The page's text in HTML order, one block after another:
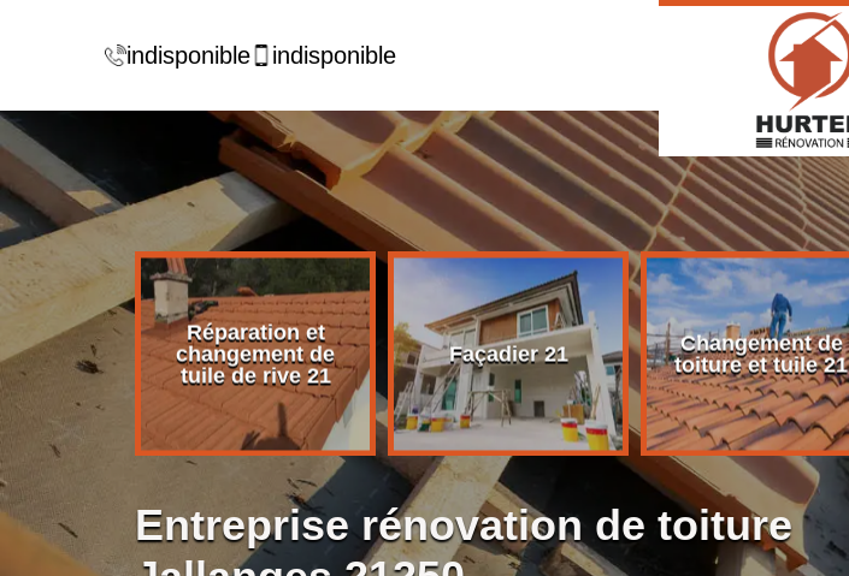
indisponible indisponible
de
21
Réparation et
changement de
tuile de rive 21
Façadier 21
Changement de
toiture et tuile 21
Entreprise rénovation de toiture